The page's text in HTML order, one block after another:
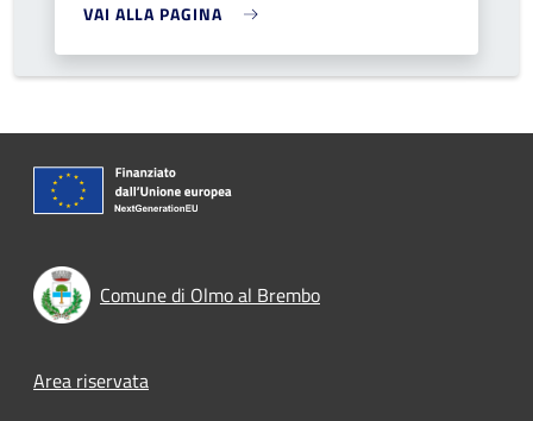
VAI ALLA PAGINA
Comune di Olmo al Brembo
Footer menu
Area riservata